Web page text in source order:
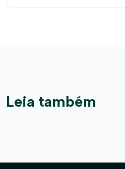
Leia também